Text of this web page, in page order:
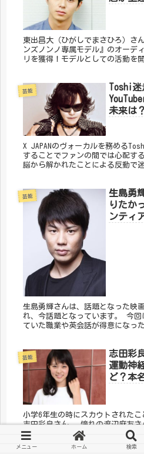
東出昌大（ひがしでまさひろ）さ
ンズノンノ専属モデル』のオーデ
リを獲得！モデルとしての活動を
芸能
Toshi迷
未来は？
X JAPANのヴォーカルを務める
することでファンの間では心配す
脳から解かれたことによる反動で
芸能
生島勇
りたか
ンティ
生島勇輝さんは、話題となった映
れ、今話題となっています。 今回
ていた職業や英会話が得意になっ
芸能
志田彩
運動神
ど？本
小学6年生の時にスカウトされた
志田彩良さん。 憧れの渡辺麻友さ
ことになるなんて、みじんも思っ
今回は、志田彩良さんの性格や運
メニュー ホーム 検索